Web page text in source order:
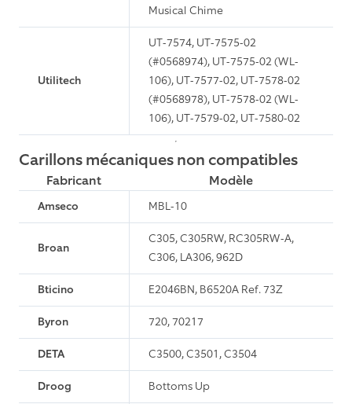
Musical Chime
Utilitech
UT-7574, UT-7575-02
(#0568974), UT-7575-02 (WL-
106), UT-7577-02, UT-7578-02
(#0568978), UT-7578-02 (WL-
106), UT-7579-02, UT-7580-02
Carillons mécaniques non compatibles
Fabricant Modèle
Amseco MBL-10
Broan
C305, C305RW, RC305RW-A,
C306, LA306, 962D
Bticino E2046BN, B6520A Ref. 73Z
Byron 720, 70217
DETA C3500, C3501, C3504
Droog Bottoms Up